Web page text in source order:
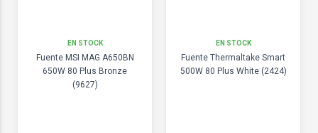
EN STOCK
Fuente MSI MAG A650BN
650W 80 Plus Bronze
(9627)
EN STOCK
Fuente Thermaltake Smart
500W 80 Plus White (2424)